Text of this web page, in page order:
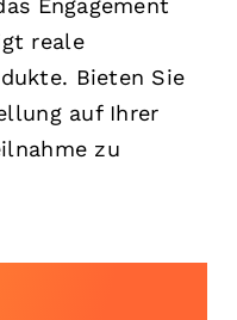
reale
Bieten Sie
auf Ihrer
zu